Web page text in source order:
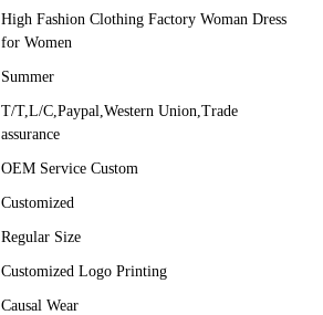
High Fashion Clothing Factory Woman Dress
for Women
Summer
T/T,L/C,Paypal,Western Union,Trade
assurance
OEM Service Custom
Customized
Regular Size
Customized Logo Printing
Causal Wear